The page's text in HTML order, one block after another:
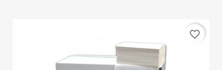
favorite_border